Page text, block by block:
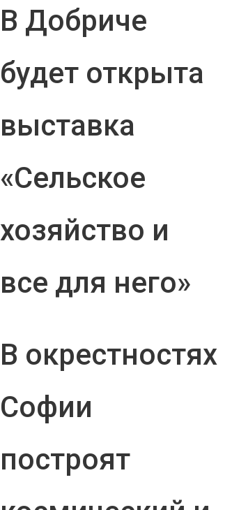
В Добриче
будет открыта
выставка
«Сельское
хозяйство и
все для него»
В окрестностях
Софии
построят